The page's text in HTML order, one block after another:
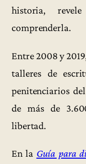
historia,
comprenderla.
Entre 2008 y
talleres de
penitenciarios
de más de
libertad.
En la Guía para